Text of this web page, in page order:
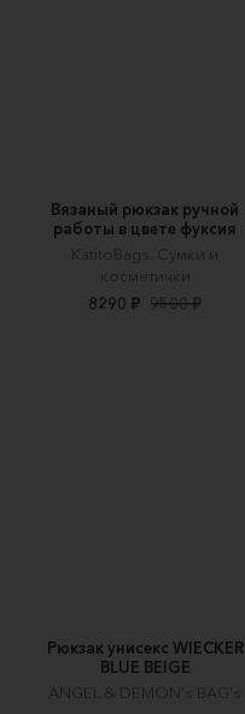
Вязаный рюкзак ручной
работы в цвете фуксия
KatitoBags. Сумки и
косметички
8290 ₽ 9500 ₽
Рюкзак унисекс WIECKER
BLUE BEIGE
ANGEL & DEMON's BAG's